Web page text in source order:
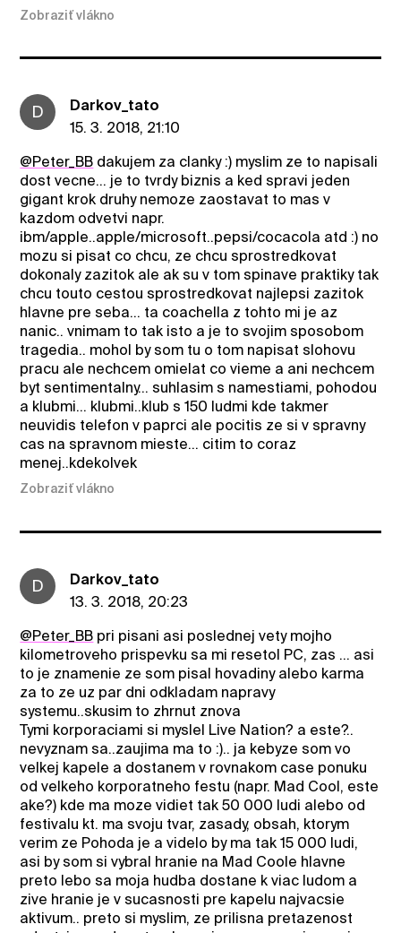
Zobraziť vlákno
D
Darkov_tato
15. 3. 2018, 21:10
@Peter_BB dakujem za clanky :) myslim ze to napisali
dost vecne... je to tvrdy biznis a ked spravi jeden
gigant krok druhy nemoze zaostavat to mas v
kazdom odvetvi napr.
ibm/apple..apple/microsoft..pepsi/cocacola atd :) no
mozu si pisat co chcu, ze chcu sprostredkovat
dokonaly zazitok ale ak su v tom spinave praktiky tak
chcu touto cestou sprostredkovat najlepsi zazitok
hlavne pre seba... ta coachella z tohto mi je az
nanic.. vnimam to tak isto a je to svojim sposobom
tragedia.. mohol by som tu o tom napisat slohovu
pracu ale nechcem omielat co vieme a ani nechcem
byt sentimentalny... suhlasim s namestiami, pohodou
a klubmi... klubmi..klub s 150 ludmi kde takmer
neuvidis telefon v paprci ale pocitis ze si v spravny
cas na spravnom mieste... citim to coraz
menej..kdekolvek
Zobraziť vlákno
D
Darkov_tato
13. 3. 2018, 20:23
@Peter_BB pri pisani asi poslednej vety mojho
kilometroveho prispevku sa mi resetol PC, zas ... asi
to je znamenie ze som pisal hovadiny alebo karma
za to ze uz par dni odkladam napravy
systemu..skusim to zhrnut znova
Tymi korporaciami si myslel Live Nation? a este?..
nevyznam sa..zaujima ma to :).. ja kebyze som vo
velkej kapele a dostanem v rovnakom case ponuku
od velkeho korporatneho festu (napr. Mad Cool, este
ake?) kde ma moze vidiet tak 50 000 ludi alebo od
festivalu kt. ma svoju tvar, zasady, obsah, ktorym
verim ze Pohoda je a videlo by ma tak 15 000 ludi,
asi by som si vybral hranie na Mad Coole hlavne
preto lebo sa moja hudba dostane k viac ludom a
zive hranie je v sucasnosti pre kapelu najvacsie
aktivum.. preto si myslim, ze prilisna pretazenost